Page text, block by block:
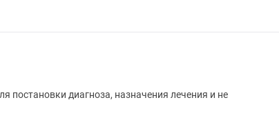
постановки диагноза, назначения лечения и не